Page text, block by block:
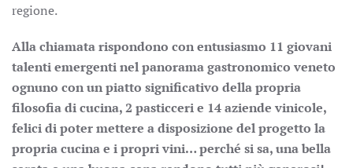
regione.
Alla chiamata rispondono con entusiasmo 11 giovani
talenti emergenti nel panorama gastronomico veneto
ognuno con un piatto significativo della propria
filosofia di cucina, 2 pasticceri e 14 aziende vinicole,
felici di poter mettere a disposizione del progetto la
propria cucina e i propri vini… perché si sa, una bella